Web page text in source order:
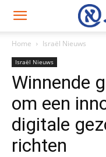
Home Israël Nieuws
Israël Nieuws
Winnende
om een
digitale
richten